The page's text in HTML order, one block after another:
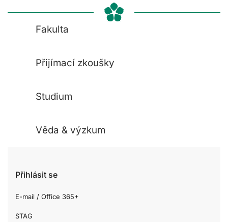
Fakulta
Přijímací zkoušky
Studium
Věda & výzkum
Přihlásit se
E-mail / Office 365+
STAG